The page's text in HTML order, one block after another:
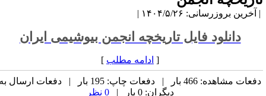
بروزرسانی: ۱۴۰۴/۵/۲۶ |
دانلود فایل تاریخچه انجمن بیوشیمی ایران
ادامه مطلب]
دفعات مشاهده: 466 بار | دفعات چاپ: 195 بار | دفعات ارسال به
دیگران: 0 بار |